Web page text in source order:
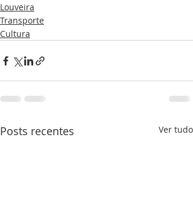
Louveira
Transporte
Cultura
Posts recentes Ver tudo